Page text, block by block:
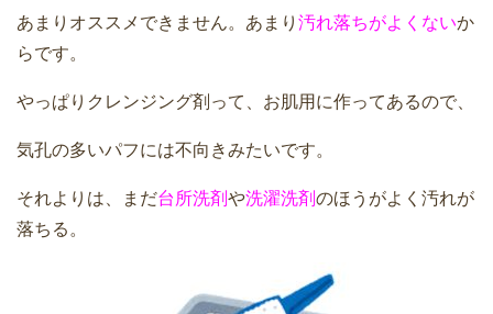
あまりオススメできません。あまり 汚れ落ちがよくないか
らです。
やっぱりクレンジング剤って、お肌用に作ってあるので、
気孔の多いパフには不向きみたいです。
それよりは、まだ台所洗剤や洗濯洗剤のほうがよく汚れが
落ちる。